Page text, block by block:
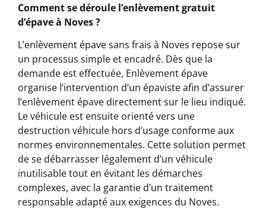
Comment se déroule l’enlèvement gratuit
d’épave à Noves ?
L’enlèvement épave sans frais à Noves repose sur
un processus simple et encadré. Dès que la
demande est effectuée, Enlèvement épave
organise l’intervention d’un épaviste afin d’assurer
l’enlèvement épave directement sur le lieu indiqué.
Le véhicule est ensuite orienté vers une
destruction véhicule hors d’usage conforme aux
normes environnementales. Cette solution permet
de se débarrasser légalement d’un véhicule
inutilisable tout en évitant les démarches
complexes, avec la garantie d’un traitement
responsable adapté aux exigences du Noves.